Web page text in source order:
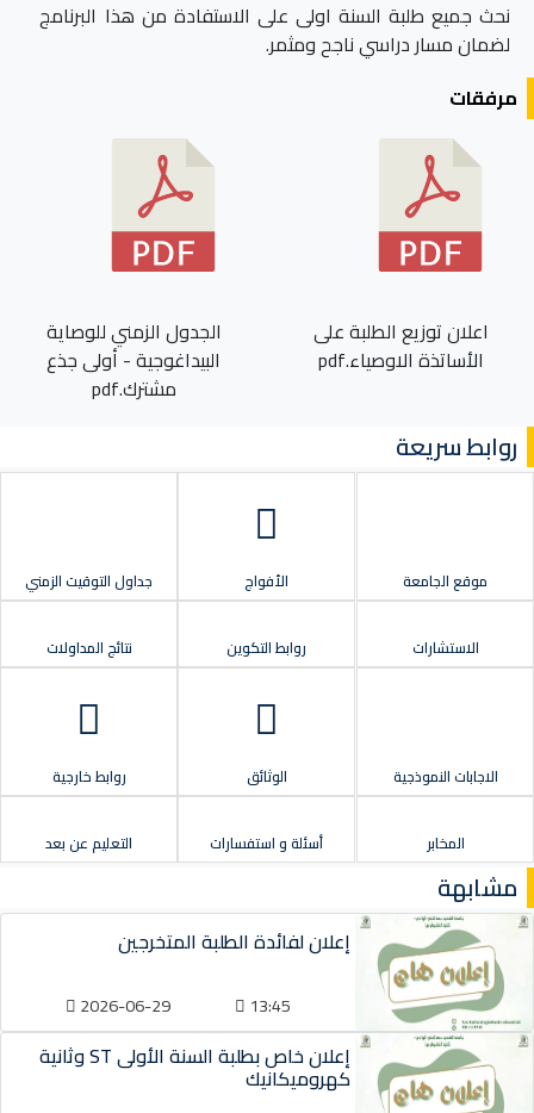
نحث جميع طلبة السنة اولى على الاستفادة من هذا البرنامج
لضمان مسار دراسي ناجح ومثمر.
مرفقات
اعلان توزيع الطلبة على
الأساتذة الاوصياء.pdf
الجدول الزمني للوصاية
البيداغوجية - أولى جذع
مشترك.pdf
روابط سريعة
موقع الجامعة الأفواج جداول التوقيت الزمني
الاستشارات روابط التكوين نتائج المداولات
الاجابات النموذجية الوثائق روابط خارجية
المخابر أسئلة و استفسارات التعليم عن بعد
مشابهة
إعلان لفائدة الطلبة المتخرجين
13:45
2026-06-29
إعلان خاص بطلبة السنة الأولى ST وثانية
كهروميكانيك